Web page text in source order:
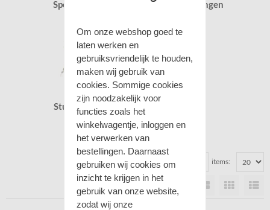
Spelden Splitringen
Stuitjes
Sorteer op: items:
Om onze webshop goed te
laten werken en
gebruiksvriendelijk te houden,
maken wij gebruik van
cookies. Sommige cookies
zijn noodzakelijk voor
functies zoals het
winkelwagentje, inloggen en
het verwerken van
bestellingen. Daarnaast
gebruiken wij cookies om
inzicht te krijgen in het
gebruik van onze website,
zodat wij onze